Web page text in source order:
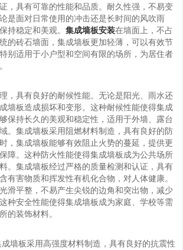
，具有可靠的性能和品质。耐久性强，不易变
是面对日常使用的冲击还是长时间的风吹雨
持稳定和美观。集成墙板安装在墙面上，不占
的砖石墙面，集成墙板更加轻薄，可以有效节
别适用于小户型和空间有限的场所，为居住者
，具有良好的耐候性能。无论是阳光、雨水还
墙板造成损坏和变形。这种耐候性能使得集成
保持长久的美观和稳定性，适用于外墙、露台
。集成墙板采用阻燃材料制造，具有良好的防
，集成墙板能够有效阻止火势的蔓延，提供更
障。这种防火性能使得集成墙板成为公共场所
。集成墙板经过严格的质量检测和认证，具有
有害物质和挥发性有机化合物，对人体健康。
滑平整，不易产生尖锐的边角和突出物，减少
种安全性能使得集成墙板成为家庭、学校等需
的装饰材料。
成墙板采用高强度材料制造，具有良好的抗震性